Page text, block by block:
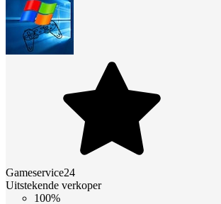
Gameservice24
Uitstekende verkoper
100%